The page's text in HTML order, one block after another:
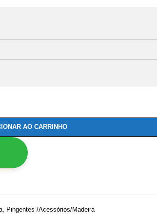
AO CARRINHO
, Pingentes /Acessórios/Madeira